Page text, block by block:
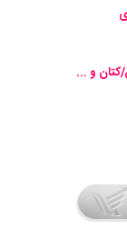
کتان و ...